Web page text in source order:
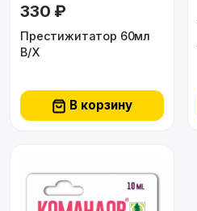
330 ₽
Престижитатор 60мл
В/Х
В корзину